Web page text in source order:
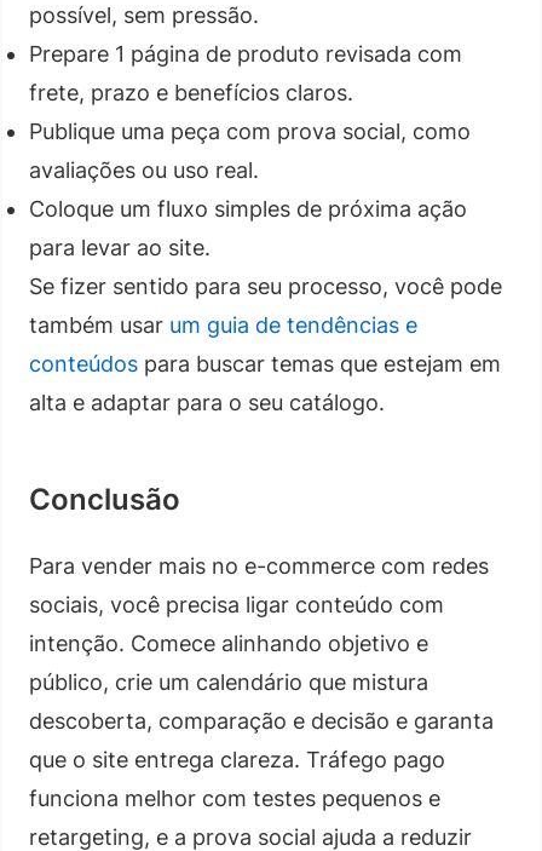
possível, sem pressão.
Prepare 1 página de produto revisada com
frete, prazo e benefícios claros.
Publique uma peça com prova social, como
avaliações ou uso real.
Coloque um fluxo simples de próxima ação
para levar ao site.
Se fizer sentido para seu processo, você pode
também usar um guia de tendências e
conteúdos para buscar temas que estejam em
alta e adaptar para o seu catálogo.
Conclusão
Para vender mais no e-commerce com redes
sociais, você precisa ligar conteúdo com
intenção. Comece alinhando objetivo e
público, crie um calendário que mistura
descoberta, comparação e decisão e garanta
que o site entrega clareza. Tráfego pago
funciona melhor com testes pequenos e
retargeting, e a prova social ajuda a reduzir